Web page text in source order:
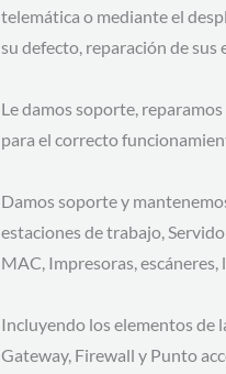
telemática o mediante el
su defecto, reparación de
Le damos soporte,
para el correcto
Damos soporte y
estaciones de trabajo,
MAC, Impresoras,
Incluyendo los elementos de
Gateway, Firewall y Punto